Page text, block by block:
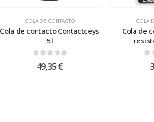
COLA DE CONTACTO
Cola de contacto Contactceys
5l
49,35 €
COLA
Cola de